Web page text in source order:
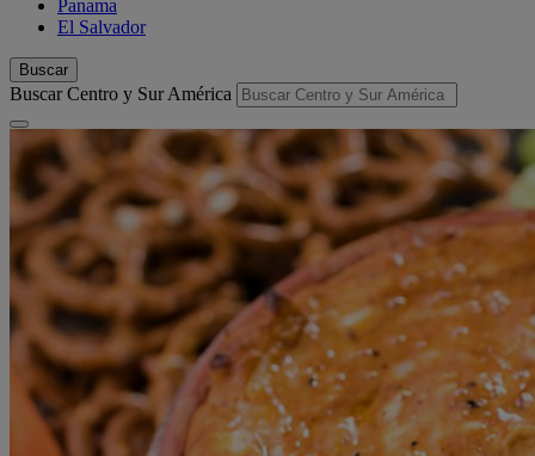
Panama
El Salvador
Buscar
Buscar Centro y Sur América